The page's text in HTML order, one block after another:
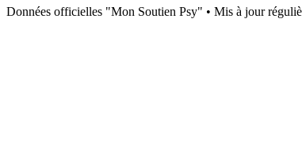
Données officielles "Mon Soutien Psy" • Mis à jour